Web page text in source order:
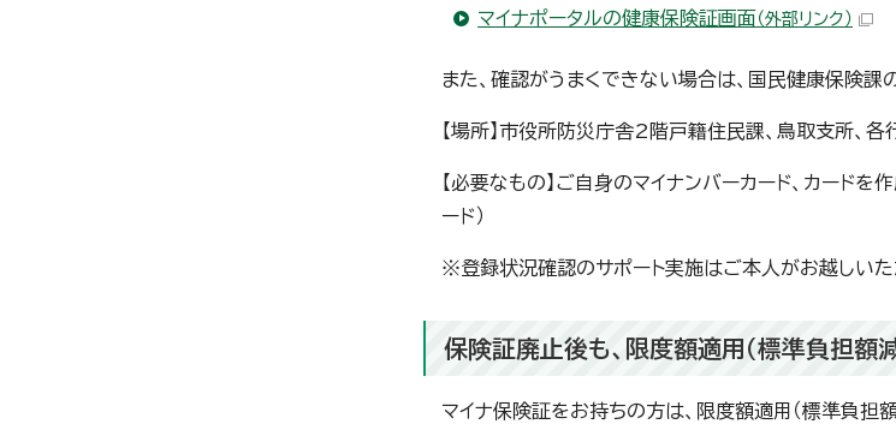
マイナポータルの健康保険証画面 （外部リンク）
また、確認がうまくできない場合は、国民健康保険課
【場所】市役所防災庁舎2階戸籍住民課、鳥取支所、
【必要なもの】ご自身のマイナンバーカード、カード
ード）
※登録状況確認のサポート実施はご本人がお越しいた
保険証廃止後も、限度額適用（標準負担額
マイナ保険証をお持ちの方は、限度額適用（標準負担